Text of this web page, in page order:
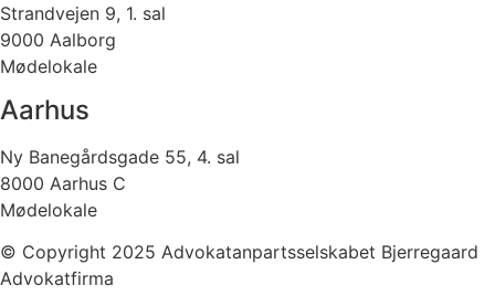
Strandvejen 9, 1. sal
9000 Aalborg
Mødelokale
Aarhus
Ny Banegårdsgade 55, 4. sal
8000 Aarhus C
Mødelokale
© Copyright 2025 Advokatanpartsselskabet Bjerregaard
Advokatfirma